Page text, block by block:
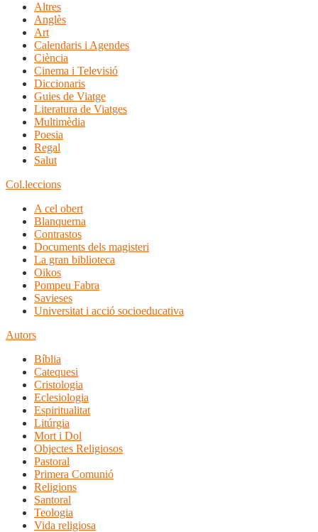
Altres
Anglès
Art
Calendaris i Agendes
Ciència
Cinema i Televisió
Diccionaris
Guies de Viatge
Literatura de Viatges
Multimèdia
Poesia
Regal
Salut
Col.leccions
A cel obert
Blanquerna
Contrastos
Documents dels magisteri
La gran biblioteca
Oikos
Pompeu Fabra
Savieses
Universitat i acció socioeducativa
Autors
Bíblia
Catequesi
Cristologia
Eclesiologia
Espiritualitat
Litúrgia
Mort i Dol
Objectes Religiosos
Pastoral
Primera Comunió
Religions
Santoral
Teologia
Vida religiosa